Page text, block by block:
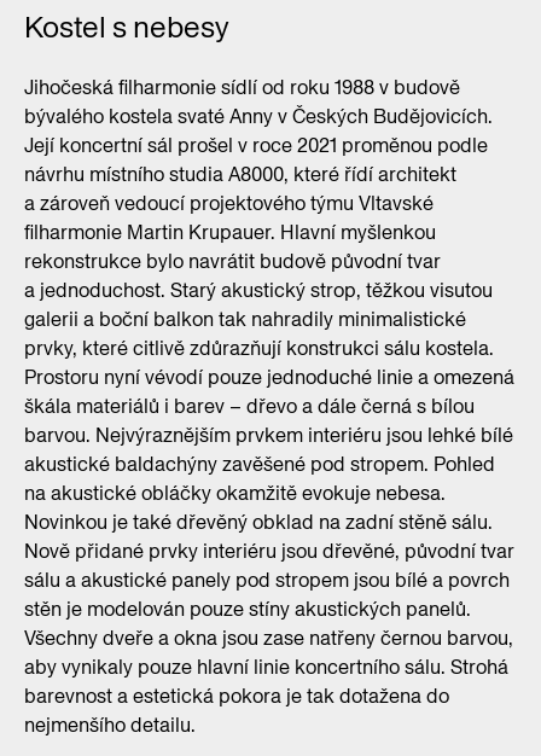
Kostel s nebesy
Jihočeská filharmonie sídlí od roku 1988 v budově
bývalého kostela svaté Anny v Českých Budějovicích.
Její koncertní sál prošel v roce 2021 proměnou podle
návrhu místního studia A8000, které řídí architekt
a zároveň vedoucí projektového týmu Vltavské
filharmonie Martin Krupauer. Hlavní myšlenkou
rekonstrukce bylo navrátit budově původní tvar
a jednoduchost. Starý akustický strop, těžkou visutou
galerii a boční balkon tak nahradily minimalistické
prvky, které citlivě zdůrazňují konstrukci sálu kostela.
Prostoru nyní vévodí pouze jednoduché linie a omezená
škála materiálů i barev – dřevo a dále černá s bílou
barvou. Nejvýraznějším prvkem interiéru jsou lehké bílé
akustické baldachýny zavěšené pod stropem. Pohled
na akustické obláčky okamžitě evokuje nebesa.
Novinkou je také dřevěný obklad na zadní stěně sálu.
Nově přidané prvky interiéru jsou dřevěné, původní tvar
sálu a akustické panely pod stropem jsou bílé a povrch
stěn je modelován pouze stíny akustických panelů.
Všechny dveře a okna jsou zase natřeny černou barvou,
aby vynikaly pouze hlavní linie koncertního sálu. Strohá
barevnost a estetická pokora je tak dotažena do
nejmenšího detailu.